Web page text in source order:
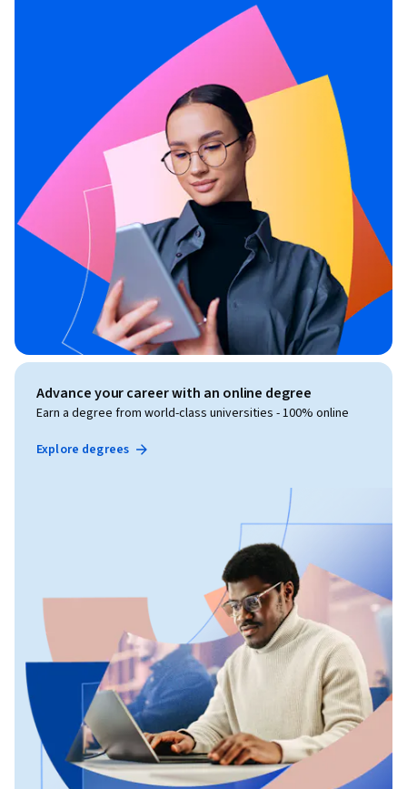
Advance your career with an online degree
Earn a degree from world-class universities - 100% online
Explore degrees